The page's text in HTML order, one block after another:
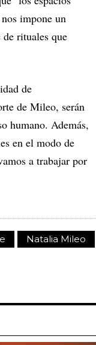
impone un
de rituales que
de
de Mileo, serán
humano. Además,
en el modo de
a trabajar por
Natalia Mileo